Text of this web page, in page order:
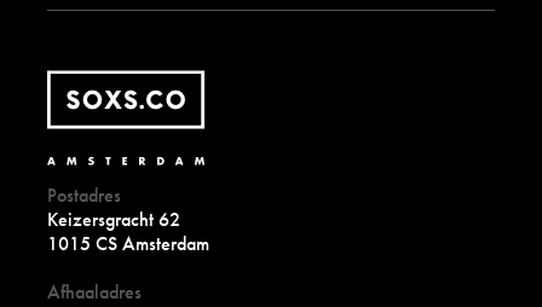
Postadres
Keizersgracht 62
1015 CS Amsterdam
Afhaaladres